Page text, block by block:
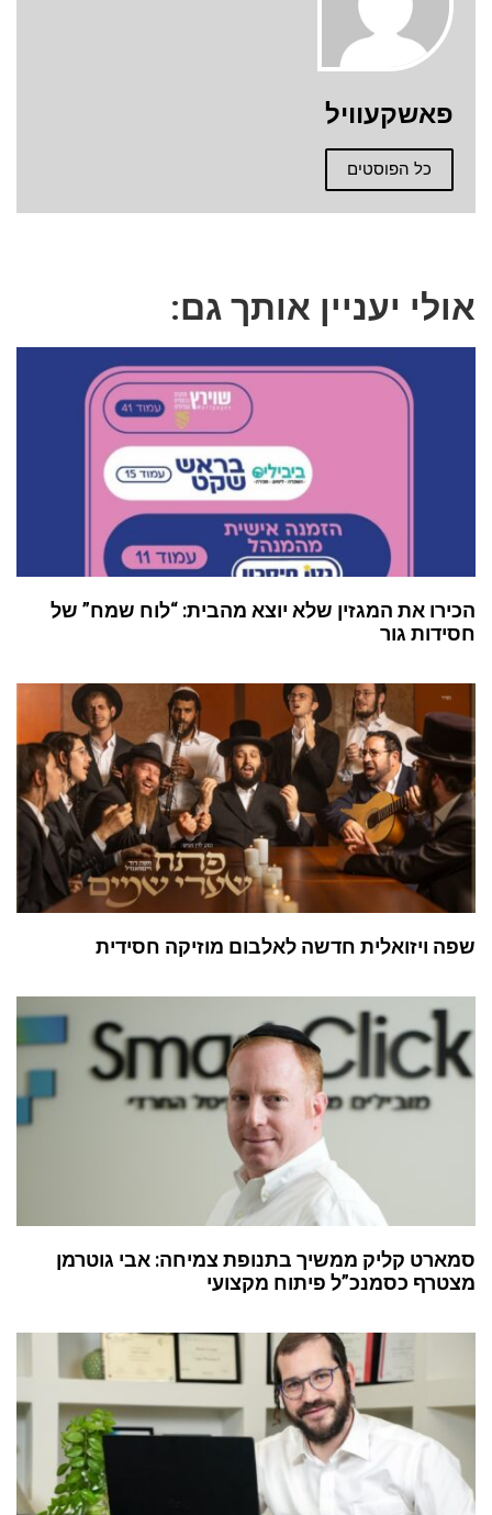
פאשקעוויל
כל הפוסטים
אולי יעניין אותך גם:
הכירו את המגזין שלא יוצא מהבית: “לוח שמח” של
חסידות גור
שפה ויזואלית חדשה לאלבום מוזיקה חסידית
סמארט קליק ממשיך בתנופת צמיחה: אבי גוטרמן
מצטרף כסמנכ”ל פיתוח מקצועי